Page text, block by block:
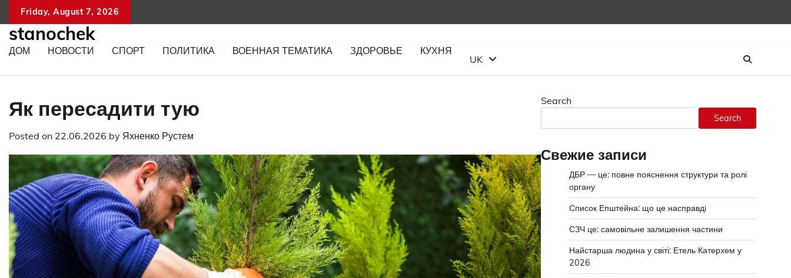
content
Friday, August 7, 2026
stanochek
ДОМ НОВОСТИ СПОРТ ПОЛИТИКА ВОЕННАЯ ТЕМАТИКА ЗДОРОВЬЕ КУХНЯ
UK
Як пересадити тую
Posted on 22.06.2026 by Яхненко Рустем
Search
Search
Свежие записи
ДБР — це: повне пояснення структури та ролі
органу
Список Епштейна: що це насправді
СЗЧ це: самовільне залишення частини
Найстарша людина у світі: Етель Катерхем у
2026